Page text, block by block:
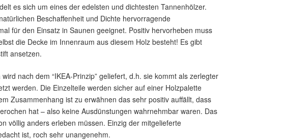
es sich um eines der edelsten und dichtesten Tannenhölzer.
Beschaffenheit und Dichte hervorragende
für den Einsatz in Saunen geeignet. Positiv hervorheben muss
die Decke im Innenraum aus diesem Holz besteht! Es gibt
ansetzen.
wird nach dem “IKEA-Prinzip” geliefert, d.h. sie kommt als zerlegter
werden. Die Einzelteile werden sicher auf einer Holzpalette
Zusammenhang ist zu erwähnen das sehr positiv auffällt, dass
hat – also keine Ausdünstungen wahrnehmbar waren. Das
völlig anders erleben müssen. Einzig der mitgelieferte
ist, roch sehr unangenehm.